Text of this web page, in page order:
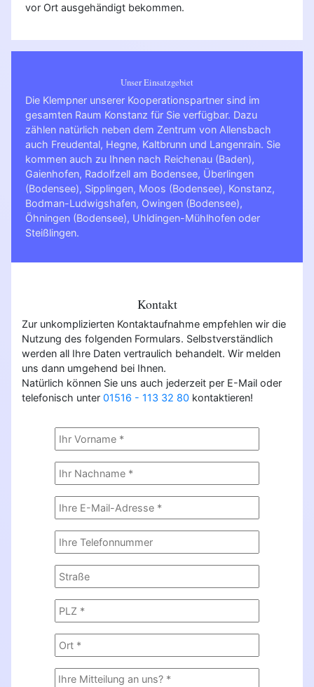
vor Ort ausgehändigt bekommen.
Unser Einsatzgebiet
Die Klempner unserer Kooperationspartner sind im
gesamten Raum Konstanz für Sie verfügbar. Dazu
zählen natürlich neben dem Zentrum von Allensbach
auch Freudental, Hegne, Kaltbrunn und Langenrain. Sie
kommen auch zu Ihnen nach Reichenau (Baden),
Gaienhofen, Radolfzell am Bodensee, Überlingen
(Bodensee), Sipplingen, Moos (Bodensee), Konstanz,
Bodman-Ludwigshafen, Owingen (Bodensee),
Öhningen (Bodensee), Uhldingen-Mühlhofen oder
Steißlingen.
Kontakt
Zur unkomplizierten Kontaktaufnahme empfehlen wir die
Nutzung des folgenden Formulars. Selbstverständlich
werden all Ihre Daten vertraulich behandelt. Wir melden
uns dann umgehend bei Ihnen.
Natürlich können Sie uns auch jederzeit per E-Mail oder
telefonisch unter 01516 - 113 32 80 kontaktieren!